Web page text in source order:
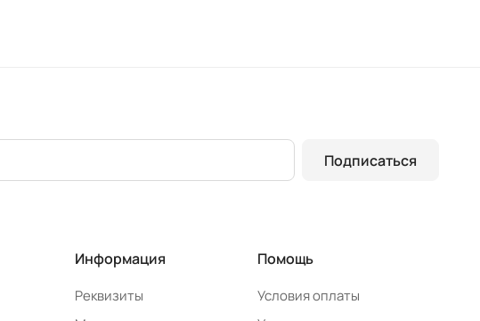
Подписаться
Информация
Реквизиты
Помощь
Условия оплаты